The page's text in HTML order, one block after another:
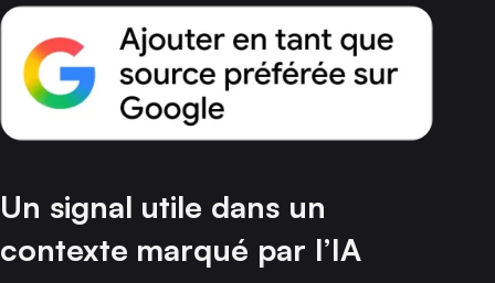
Un signal utile dans un
contexte marqué par l’IA